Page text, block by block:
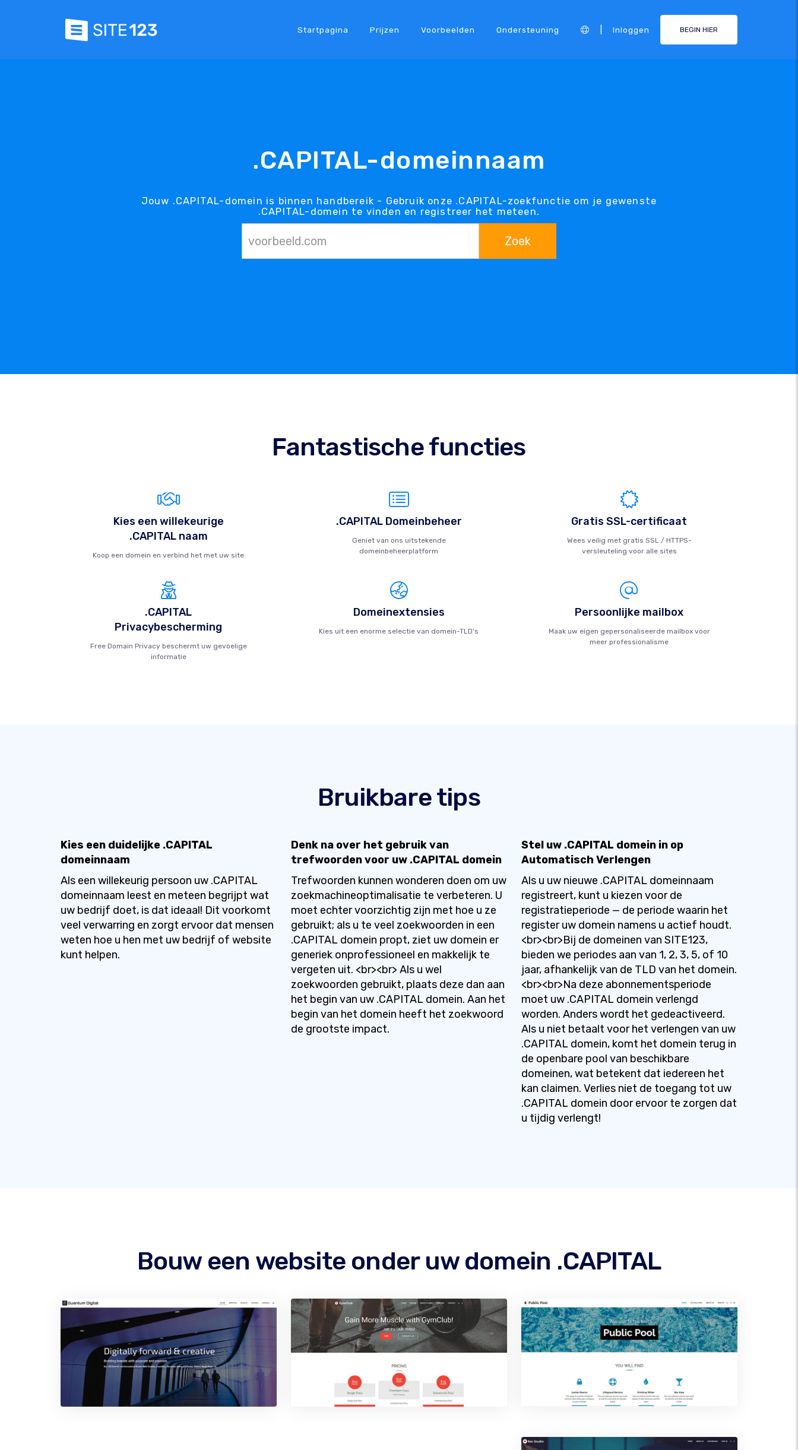
Startpagina Prijzen Voorbeelden Ondersteuning Inloggen BEGIN HIER
.CAPITAL-domeinnaam
Jouw .CAPITAL-domein is binnen handbereik - Gebruik onze .CAPITAL-zoekfunctie om je gewenste
.CAPITAL-domein te vinden en registreer het meteen.
Zoek
Fantastische functies
Kies een willekeurige
.CAPITAL naam
Koop een domein en verbind het met uw site
.CAPITAL Domeinbeheer
Geniet van ons uitstekende
domeinbeheerplatform
Gratis SSL-certificaat
Wees veilig met gratis SSL / HTTPS-
versleuteling voor alle sites
.CAPITAL
Privacybescherming
Free Domain Privacy beschermt uw gevoelige
informatie
Domeinextensies
Kies uit een enorme selectie van domein-TLD's
Persoonlijke mailbox
Maak uw eigen gepersonaliseerde mailbox voor
meer professionalisme
Bruikbare tips
Kies een duidelijke .CAPITAL
domeinnaam
Als een willekeurig persoon uw .CAPITAL
domeinnaam leest en meteen begrijpt wat
uw bedrijf doet, is dat ideaal! Dit voorkomt
veel verwarring en zorgt ervoor dat mensen
weten hoe u hen met uw bedrijf of website
kunt helpen.
Denk na over het gebruik van
trefwoorden voor uw .CAPITAL domein
Trefwoorden kunnen wonderen doen om uw
zoekmachineoptimalisatie te verbeteren. U
moet echter voorzichtig zijn met hoe u ze
gebruikt; als u te veel zoekwoorden in een
.CAPITAL domein propt, ziet uw domein er
generiek onprofessioneel en makkelijk te
vergeten uit. <br><br> Als u wel
zoekwoorden gebruikt, plaats deze dan aan
het begin van uw .CAPITAL domein. Aan het
begin van het domein heeft het zoekwoord
de grootste impact.
Stel uw .CAPITAL domein in op
Automatisch Verlengen
Als u uw nieuwe .CAPITAL domeinnaam
registreert, kunt u kiezen voor de
registratieperiode — de periode waarin het
register uw domein namens u actief houdt.
<br><br>Bij de domeinen van SITE123,
bieden we periodes aan van 1, 2, 3, 5, of 10
jaar, afhankelijk van de TLD van het domein.
<br><br>Na deze abonnementsperiode
moet uw .CAPITAL domein verlengd
worden. Anders wordt het gedeactiveerd.
Als u niet betaalt voor het verlengen van uw
.CAPITAL domein, komt het domein terug in
de openbare pool van beschikbare
domeinen, wat betekent dat iedereen het
kan claimen. Verlies niet de toegang tot uw
.CAPITAL domein door ervoor te zorgen dat
u tijdig verlengt!
Bouw een website onder uw domein .CAPITAL